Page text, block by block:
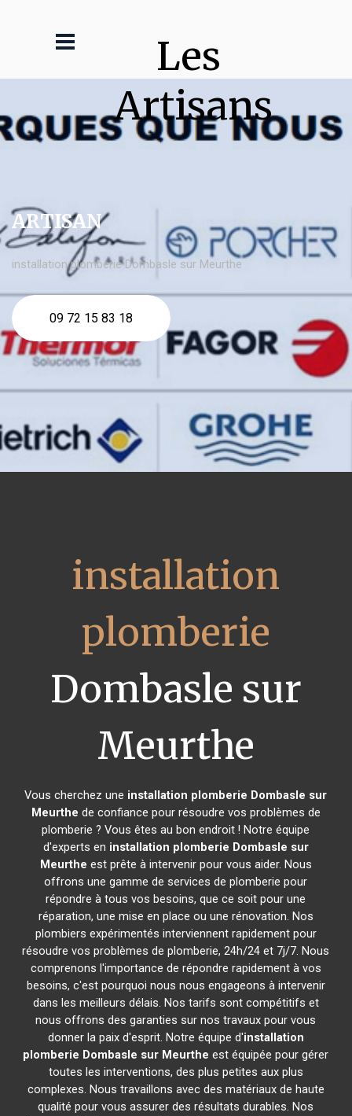
Les
Artisans
ARTISAN
installation plomberie Dombasle sur Meurthe
09 72 15 83 18
installation
plomberie
Dombasle sur
Meurthe
Vous cherchez une installation plomberie Dombasle sur
Meurthe de confiance pour résoudre vos problèmes de
plomberie ? Vous êtes au bon endroit ! Notre équipe
d'experts en installation plomberie Dombasle sur
Meurthe est prête à intervenir pour vous aider. Nous
offrons une gamme de services de plomberie pour
répondre à tous vos besoins, que ce soit pour une
réparation, une mise en place ou une rénovation. Nos
plombiers expérimentés interviennent rapidement pour
résoudre vos problèmes de plomberie, 24h/24 et 7j/7. Nous
comprenons l'importance de répondre rapidement à vos
besoins, c'est pourquoi nous nous engageons à intervenir
dans les meilleurs délais. Nos tarifs sont compétitifs et
nous offrons des garanties sur nos travaux pour vous
donner la paix d'esprit. Notre équipe d'installation
plomberie Dombasle sur Meurthe est équipée pour gérer
toutes les interventions, des plus petites aux plus
complexes. Nous travaillons avec des matériaux de haute
qualité pour vous assurer des résultats durables. Nos